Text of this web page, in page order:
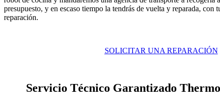
presupuesto, y en escaso tiempo la tendrás de vuelta y reparada, con
reparación.
SOLICITAR UNA REPARACIÓN
Servicio Técnico Garantizado